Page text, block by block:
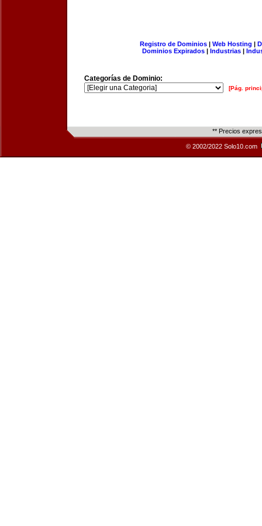
Registro de Dominios| Web Hosting |
Dominios Expirados | Industrias |
Categorías de Dominio:
[Pág.
** Precios
© 2002/2022 Solo10.com